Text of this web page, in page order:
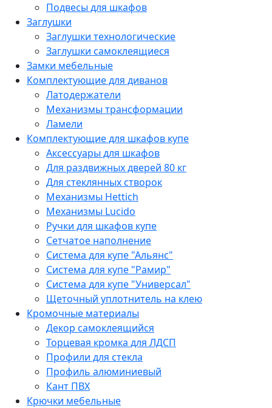
Подвесы для шкафов
Заглушки
Заглушки технологические
Заглушки самоклеящиеся
Замки мебельные
Комплектующие для диванов
Латодержатели
Механизмы трансформации
Ламели
Комплектующие для шкафов купе
Аксессуары для шкафов
Для раздвижных дверей 80 кг
Для стеклянных створок
Механизмы Hettich
Механизмы Lucido
Ручки для шкафов купе
Сетчатое наполнение
Система для купе "Альянс"
Система для купе "Рамир"
Система для купе "Универсал"
Щеточный уплотнитель на клею
Кромочные материалы
Декор самоклеящийся
Торцевая кромка для ЛДСП
Профили для стекла
Профиль алюминиевый
Кант ПВХ
Крючки мебельные